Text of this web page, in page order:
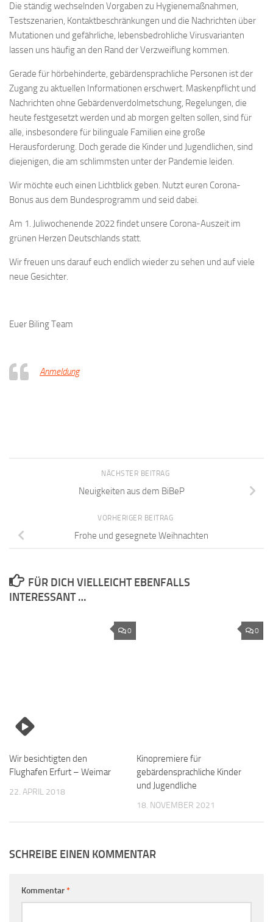
Die ständig wechselnden Vorgaben zu Hygienemaßnahmen,
Testszenarien, Kontaktbeschränkungen und die Nachrichten über
Mutationen und gefährliche, lebensbedrohliche Virusvarianten
lassen uns häufig an den Rand der Verzweiflung kommen.
Gerade für hörbehinderte, gebärdensprachliche Personen ist der
Zugang zu aktuellen Informationen erschwert. Maskenpflicht und
Nachrichten ohne Gebärdenverdolmetschung, Regelungen, die
heute festgesetzt werden und ab morgen gelten sollen, sind für
alle, insbesondere für bilinguale Familien eine große
Herausforderung. Doch gerade die Kinder und Jugendlichen, sind
diejenigen, die am schlimmsten unter der Pandemie leiden.
Wir möchte euch einen Lichtblick geben. Nutzt euren Corona-
Bonus aus dem Bundesprogramm und seid dabei.
Am 1. Juliwochenende 2022 findet unsere Corona-Auszeit im
grünen Herzen Deutschlands statt.
Wir freuen uns darauf euch endlich wieder zu sehen und auf viele
neue Gesichter.
Euer Biling Team
Anmeldung
NÄCHSTER BEITRAG
Neuigkeiten aus dem BiBeP
VORHERIGER BEITRAG
Frohe und gesegnete Weihnachten
FÜR DICH VIELLEICHT EBENFALLS
INTERESSANT …
0
Wir besichtigten den
Flughafen Erfurt – Weimar
22. APRIL 2018
0
Kinopremiere für
gebärdensprachliche Kinder
und Jugendliche
18. NOVEMBER 2021
SCHREIBE EINEN KOMMENTAR
Kommentar*